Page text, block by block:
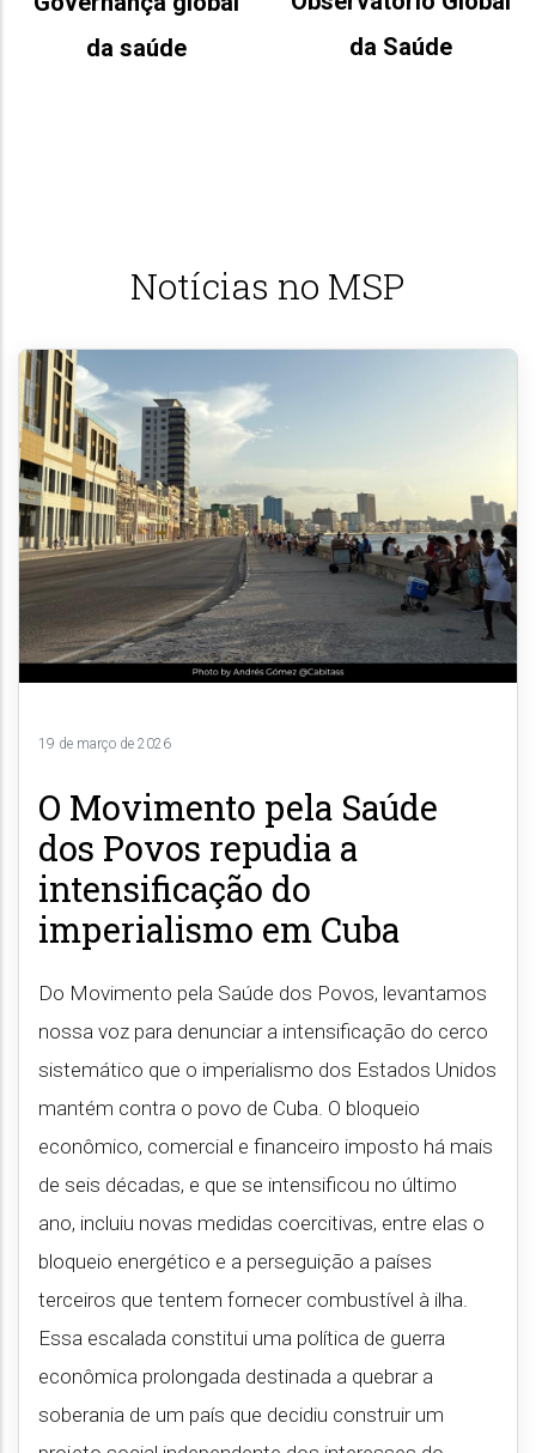
da saúde
da Saúde
Notícias no MSP
19 de março de 2026
O Movimento pela Saúde
dos Povos repudia a
intensificação do
imperialismo em Cuba
Do Movimento pela Saúde dos Povos, levantamos
nossa voz para denunciar a intensificação do cerco
sistemático que o imperialismo dos Estados Unidos
mantém contra o povo de Cuba. O bloqueio
econômico, comercial e financeiro imposto há mais
de seis décadas, e que se intensificou no último
ano, incluiu novas medidas coercitivas, entre elas o
bloqueio energético e a perseguição a países
terceiros que tentem fornecer combustível à ilha.
Essa escalada constitui uma política de guerra
econômica prolongada destinada a quebrar a
soberania de um país que decidiu construir um